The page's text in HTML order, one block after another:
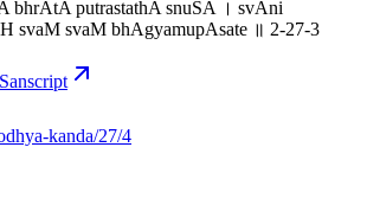
bhrAtA putrastathA snuSA । svAni
svaM svaM bhAgyamupAsate ॥ 2-27-3
kanda/27/4